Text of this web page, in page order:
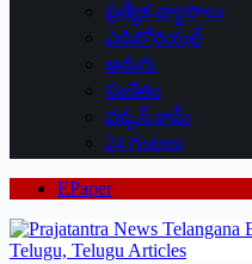
ప్రత్యేక వ్యాసాలు
ఎడిటోరియల్
అరుగు
సంకేతం
దక్కన్.కామ్
24 గంటలు
EPaper